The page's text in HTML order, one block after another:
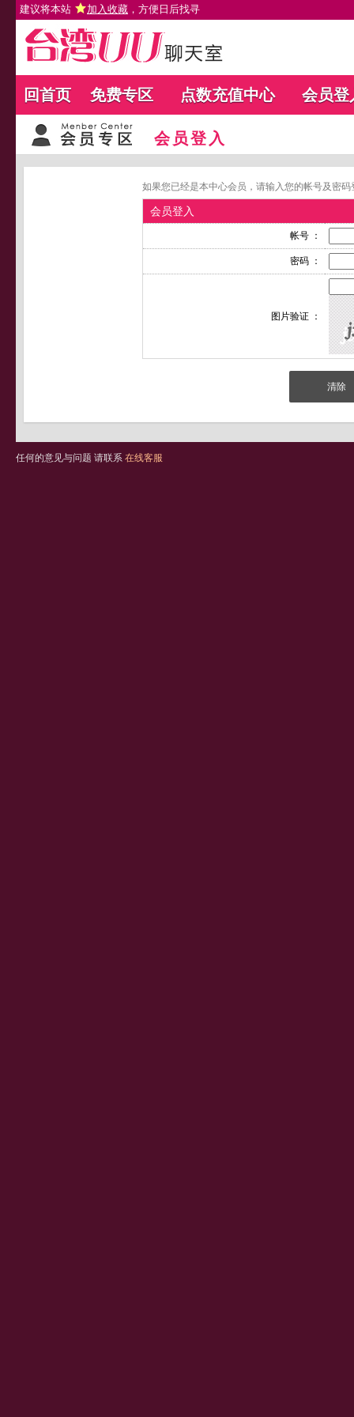
建议将本站 加入收藏 ，方便日后找寻
回首页 免费专区 点数充值中心 会员登
会员登入
如果您已经是本中心会员，请输入您的帐号及密
会员登入
帐号 ：
密码 ：
图片验证 ：
任何的意见与问题 请联系 在线客服